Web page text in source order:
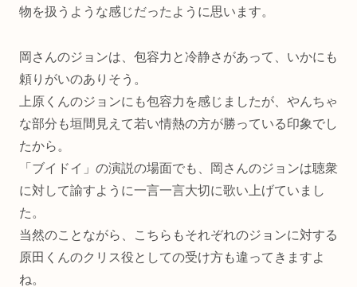
物を扱うような感じだったように思います。
岡さんのジョンは、包容力と冷静さがあって、いかにも
頼りがいのありそう。
上原くんのジョンにも包容力を感じましたが、やんちゃ
な部分も垣間見えて若い情熱の方が勝っている印象でし
たから。
「ブイドイ」の演説の場面でも、岡さんのジョンは聴衆
に対して諭すように一言一言大切に歌い上げていまし
た。
当然のことながら、こちらもそれぞれのジョンに対する
原田くんのクリス役としての受け方も違ってきますよ
ね。